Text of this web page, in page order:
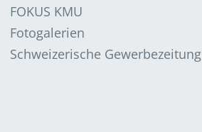
FOKUS KMU
Fotogalerien
Schweizerische Gewerbezeitung